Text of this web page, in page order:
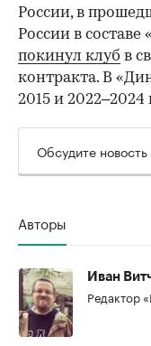
России, в
России в составе
покинул клуб в
контракта. В
2015 и 2022–2024
Обсудите
Авторы
Иван
Редактор